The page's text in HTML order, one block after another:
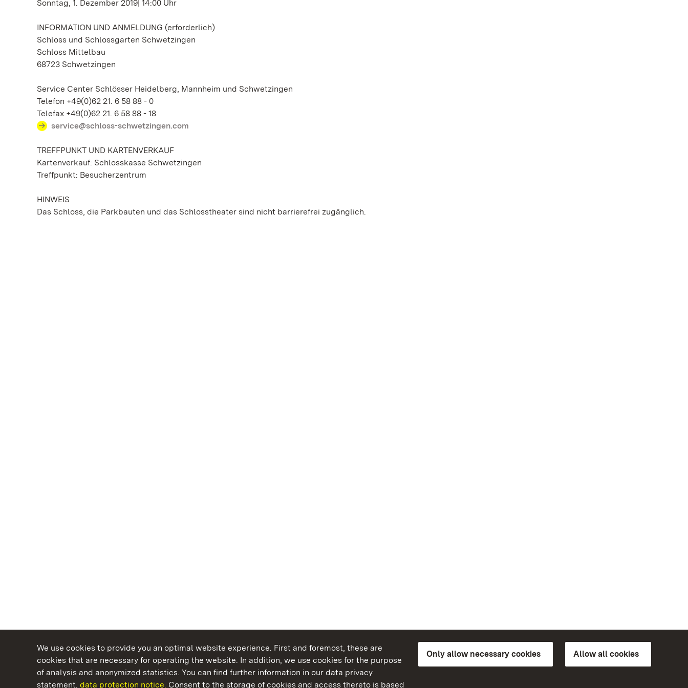
We use cookies to provide you an optimal website experience. First and foremost, these are
cookies that are necessary for operating the website. In addition, we use cookies for the purpose
of analysis and anonymized statistics. You can find further information in our data privacy
statement. data protection notice. Consent to the storage of cookies and access thereto is based
Only allow necessary cookies Allow all cookies
Sonntag, 1. Dezember 2019| 14:00 Uhr
INFORMATION UND ANMELDUNG (erforderlich)
Schloss und Schlossgarten Schwetzingen
Schloss Mittelbau
68723 Schwetzingen
Service Center Schlösser Heidelberg, Mannheim und Schwetzingen
Telefon +49(0)62 21. 6 58 88 - 0
Telefax +49(0)62 21. 6 58 88 - 18
service@schloss-schwetzingen.com
TREFFPUNKT UND KARTENVERKAUF
Kartenverkauf: Schlosskasse Schwetzingen
Treffpunkt: Besucherzentrum
HINWEIS
Das Schloss, die Parkbauten und das Schlosstheater sind nicht barrierefrei zugänglich.